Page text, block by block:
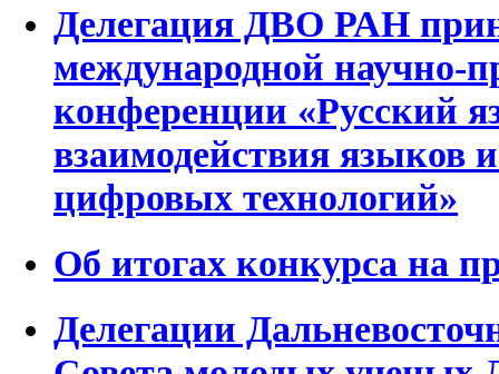
Делегация ДВО РАН
международной научно-
конференции «Русский
взаимодействия языков
цифровых технологий»
Об итогах конкурса на
Делегации